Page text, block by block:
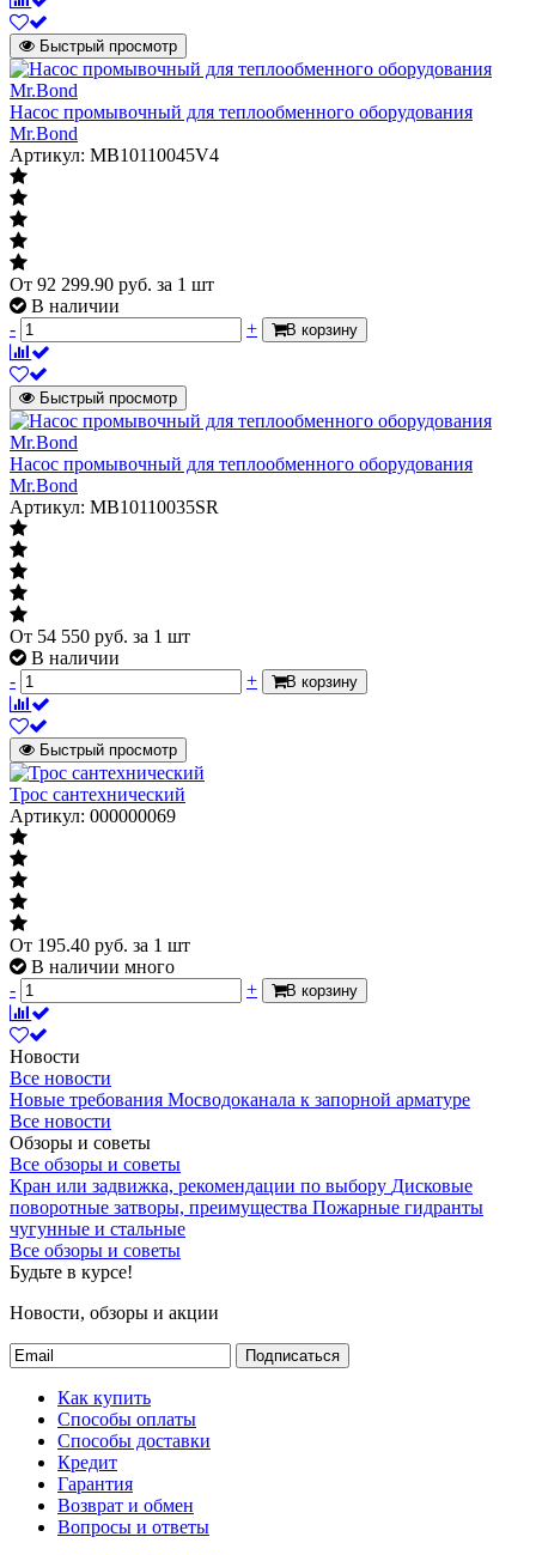
Быстрый просмотр
Насос промывочный для теплообменного оборудования
Mr.Bond
Артикул: MB10110045V4
От 92 299.90 руб. за 1 шт
В наличии
-
+ В корзину
Быстрый просмотр
Насос промывочный для теплообменного оборудования
Mr.Bond
Артикул: MB10110035SR
От 54 550 руб. за 1 шт
В наличии
-
+ В корзину
Быстрый просмотр
Трос сантехнический
Артикул: 000000069
От 195.40 руб. за 1 шт
В наличии много
-
+ В корзину
Новости
Все новости
Новые требования Мосводоканала к запорной арматуре
Все новости
Обзоры и советы
Все обзоры и советы
Кран или задвижка, рекомендации по выбору Дисковые
поворотные затворы, преимущества Пожарные гидранты
чугунные и стальные
Все обзоры и советы
Будьте в курсе!
Новости, обзоры и акции
Подписаться
Как купить
Способы оплаты
Способы доставки
Кредит
Гарантия
Возврат и обмен
Вопросы и ответы